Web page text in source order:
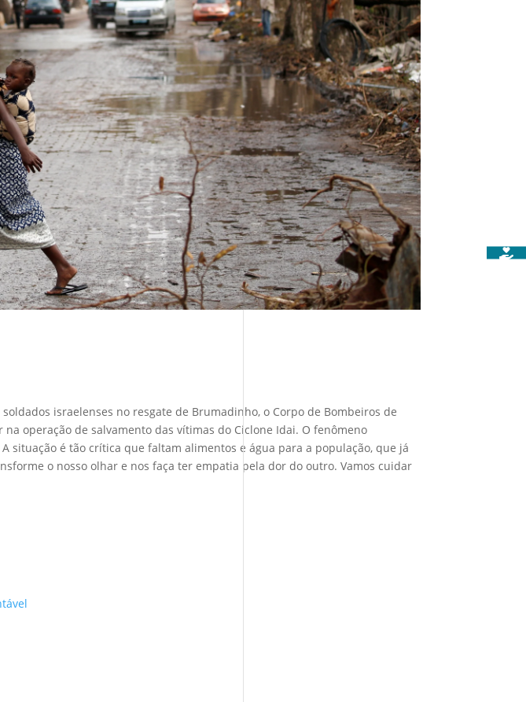
israelenses no resgate de Brumadinho, o Corpo de Bombeiros de
operação de salvamento das vítimas do Ciclone Idai. O fenômeno
situação é tão crítica que faltam alimentos e água para a população, que já
o nosso olhar e nos faça ter empatia pela dor do outro. Vamos cuidar